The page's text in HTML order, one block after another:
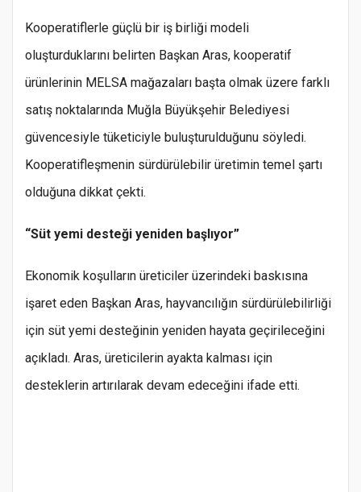
Kooperatiflerle güçlü bir iş birliği modeli
oluşturduklarını belirten Başkan Aras, kooperatif
ürünlerinin MELSA mağazaları başta olmak üzere farklı
satış noktalarında Muğla Büyükşehir Belediyesi
güvencesiyle tüketiciyle buluşturulduğunu söyledi.
Kooperatifleşmenin sürdürülebilir üretimin temel şartı
olduğuna dikkat çekti.
“Süt yemi desteği yeniden başlıyor”
Ekonomik koşulların üreticiler üzerindeki baskısına
işaret eden Başkan Aras, hayvancılığın sürdürülebilirliği
için süt yemi desteğinin yeniden hayata geçirileceğini
açıkladı. Aras, üreticilerin ayakta kalması için
desteklerin artırılarak devam edeceğini ifade etti.